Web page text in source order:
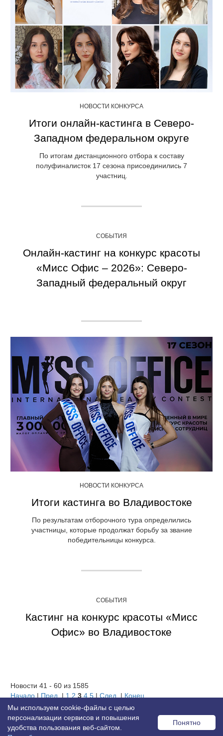
НОВОСТИ КОНКУРСА
Итоги онлайн-кастинга в Северо-
Западном федеральном округе
По итогам дистанционного отбора к составу
полуфиналисток 17 сезона присоединились 7
участниц.
СОБЫТИЯ
Онлайн-кастинг на конкурс красоты
«Мисс Офис – 2026»: Северо-
Западный федеральный округ
НОВОСТИ КОНКУРСА
Итоги кастинга во Владивостоке
По результатам отборочного тура определились
участницы, которые продолжат борьбу за звание
победительницы конкурса.
СОБЫТИЯ
Кастинг на конкурс красоты «Мисс
Офис» во Владивостоке
Новости 41 - 60 из 1585
Начало|Пред.|1 2 3 4 5|След.|Конец
Мы используем cookie-файлы с целью
персонализации сервисов и повышения
удобства пользования веб-сайтом.
Понятно
© 2026 MISS OFFICE